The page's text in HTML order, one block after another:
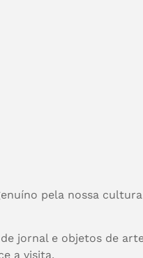
pela nossa
jornal e objetos de
a visita.